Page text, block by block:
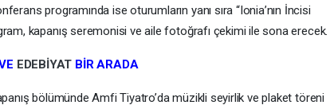
programında ise oturumların yanı sıra “Ionia’nın İncisi
kapanış seremonisi ve aile fotoğrafı çekimi ile sona erecek.
EDEBİYAT BİR ARADA
bölümünde Amfi Tiyatro’da müzikli seyirlik ve plaket töreni